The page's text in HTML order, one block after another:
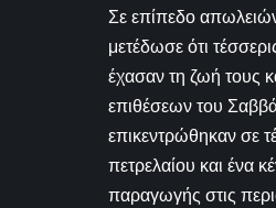
Σε επίπεδο
μετέδωσε ότι
έχασαν τη ζωή τους
επιθέσεων του
επικεντρώθηκαν σε
πετρελαίου και ένα
παραγωγής στις